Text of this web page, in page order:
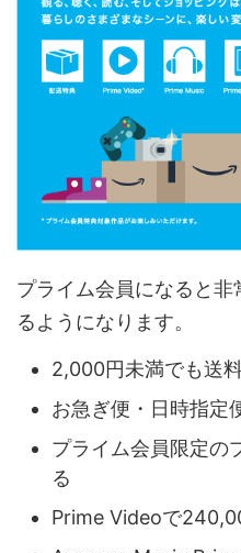
プライム会員になると非
るようになります。
2,000円未満でも送
お急ぎ便・日時指定
プライム会員限定の
る
Prime Videoで